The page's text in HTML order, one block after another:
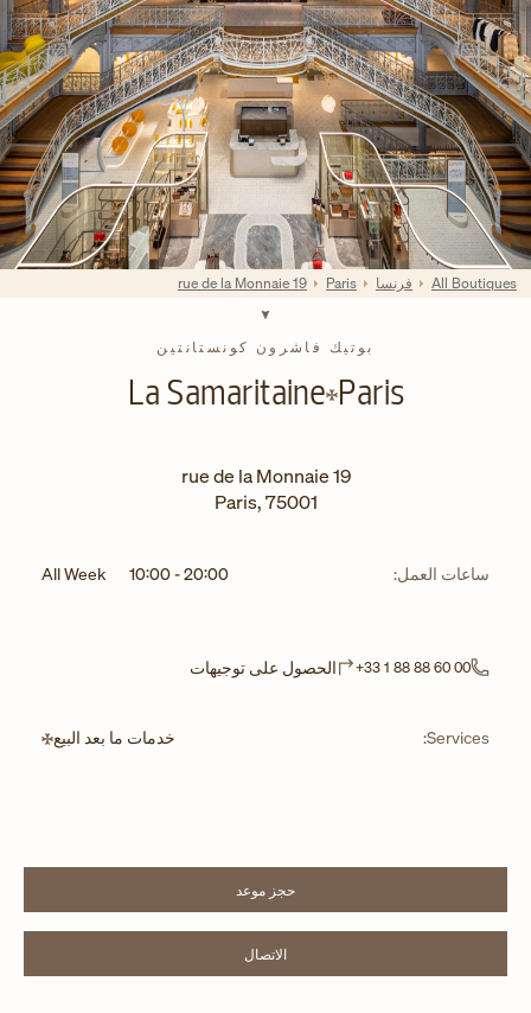
بوتيك فاشرون كونستانتين
Paris
La Samaritaine
19 rue de la Monnaie
Paris,75001
ساعات العمل: All Week 10:00-20:00
+33 1 88 88 60 00 الحصول على توجيهات
Services: خدمات ما بعد البيع
حجز موعدLINK OPENS IN NEW TAB
الاتصالLINK OPENS IN NEW TAB
All Boutiques فرنسا Paris
19 rue de la Monnaie